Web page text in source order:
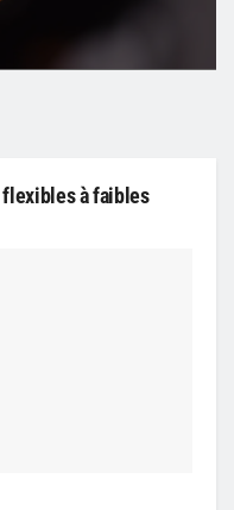
flexibles à faibles